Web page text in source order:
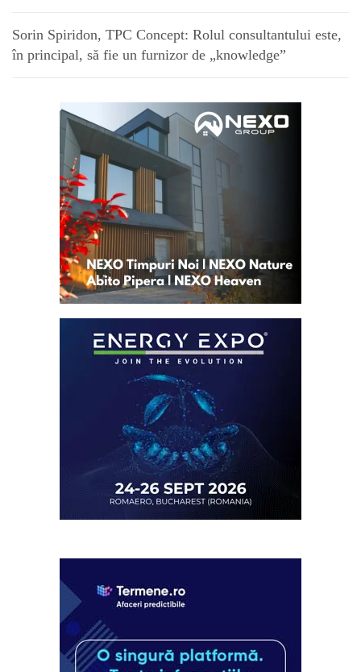
Sorin Spiridon, TPC Concept: Rolul consultantului este,
în principal, să fie un furnizor de „knowledge”